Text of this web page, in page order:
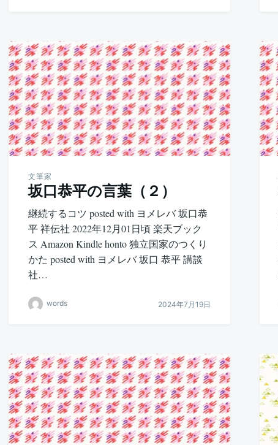
文筆家
坂口恭平の言葉（２）
継続するコツ posted with ヨメレバ 坂口恭
平 祥伝社 2022年12月01日頃 楽天ブック
ス Amazon Kindle honto 独立国家のつくり
かた posted with ヨメレバ 坂口 恭平 講談
社…
words 2024年7月19日